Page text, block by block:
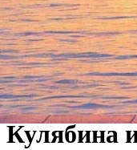
Фестиваль
в
Питера
Кулябина